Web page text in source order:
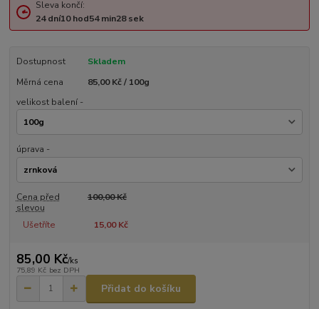
Sleva končí:
24 dní10hod54min26sek
Dostupnost
Skladem
Měrná cena
85,00 Kč / 100g
velikost balení -
úprava -
Cena před
slevou
100,00 Kč
Ušetříte 15,00 Kč
85,00 Kč/ks
75,89 Kč bez DPH
Přidat do košíku